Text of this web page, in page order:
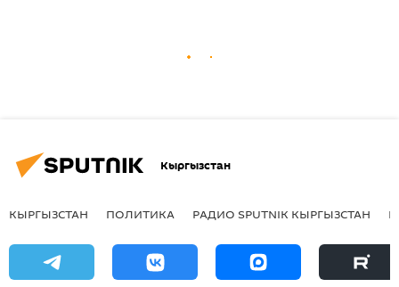
Кыргызстан
КЫРГЫЗСТАН ПОЛИТИКА РАДИО SPUTNIK КЫРГЫЗСТАН